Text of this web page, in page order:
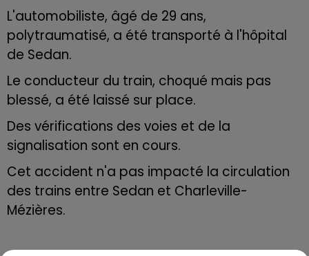
L'automobiliste, âgé de 29 ans,
polytraumatisé, a été transporté à l'hôpital
de Sedan.
Le conducteur du train, choqué mais pas
blessé, a été laissé sur place.
Des vérifications des voies et de la
signalisation sont en cours.
Cet accident n'a pas impacté la circulation
des trains entre Sedan et Charleville-
Mézières.